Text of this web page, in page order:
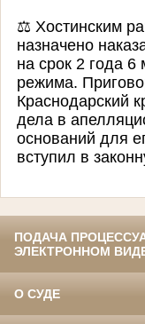
⚖ Хостинским
назначено
на срок 2 года
режима.
Краснодарский
дела в
оснований для
вступил в
ПОДАЧА
ЭЛЕКТРОННОМ
О СУДЕ